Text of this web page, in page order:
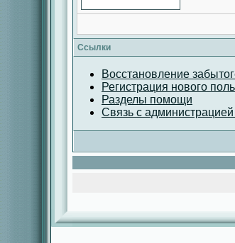
Ссылки
Восстановление
Регистрация нового
Разделы помощи
Связь с